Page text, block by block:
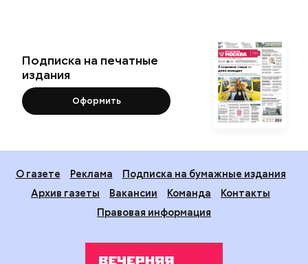
Подписка на печатные
издания
Оформить
О газете Реклама
Подписка на бумажные издания
Архив газеты
Вакансии Команда
Контакты
Правовая информация